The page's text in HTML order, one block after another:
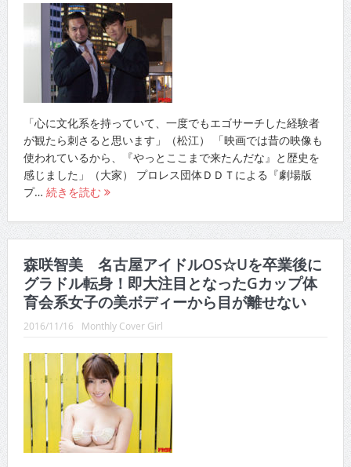
「心に文化系を持っていて、一度でもエゴサーチした経験者
が観たら刺さると思います」（松江） 「映画では昔の映像も
使われているから、『やっとここまで来たんだな』と歴史を
感じました」（大家） プロレス団体ＤＤＴによる『劇場版
プ… 続きを読む
森咲智美 名古屋アイドルOS☆Uを卒業後に
グラドル転身！即大注目となったGカップ体
育会系女子の美ボディーから目が離せない
2016/11/16 Monthly Cover Girl